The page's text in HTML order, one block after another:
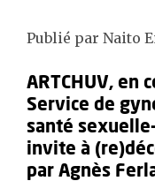
Publié par Naito
ARTCHUV, en
Service de
santé
invite à
par Agnès